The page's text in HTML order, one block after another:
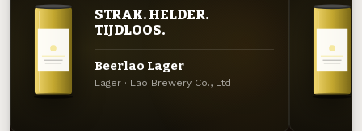
STRAK. HELDER.
TIJDLOOS.
Beerlao Lager
Lager · Lao Brewery Co., Ltd